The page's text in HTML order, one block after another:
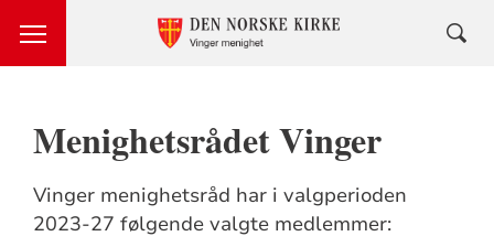
Menighetsrådet Vinger
Vinger menighetsråd har i valgperioden
2023-27 følgende valgte medlemmer: